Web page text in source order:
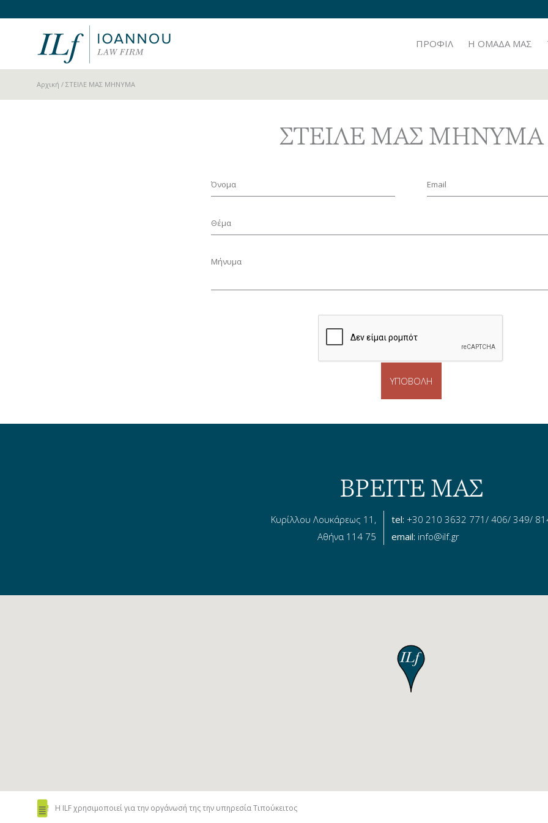
ΠΡΟΦΙΛ H ΟΜΑΔΑ ΜΑΣ
Αρχική / ΣΤΕΙΛΕ ΜΑΣ ΜΗΝΥΜΑ
ΣΤΕΙΛΕ ΜΑΣ ΜΗΝΥΜΑ
ΒΡΕΙΤΕ ΜΑΣ
Κυρίλλου Λουκάρεως 11,
Αθήνα 114 75
tel: +30 210 3632 771/ 406/ 349/
email: info@ilf.gr
Η ILF χρησιμοποιείγια την οργάνωσή τηςτην υπηρεσία Τιπούκειτος